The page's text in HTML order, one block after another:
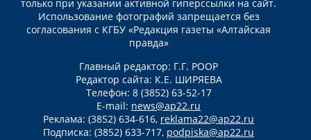
только при указании активной гиперссылки на сайт.
Использование фотографий запрещается без
согласования с КГБУ «Редакция газеты «Алтайская
правда»
Главный редактор: Г.Г. РООР
Редактор сайта: К.Е. ШИРЯЕВА
Телефон: 8 (3852) 63-52-17
E-mail: news@ap22.ru
Реклама: (3852) 634-616, reklama22@ap22.ru
Подписка: (3852) 633-717, podpiska@ap22.ru